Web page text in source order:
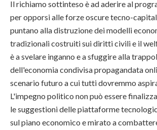
Il richiamo sottinteso è ad aderire al
per opporsi alle forze oscure tecno-
puntano alla distruzione dei modelli
tradizionali costruiti sui diritti civili e il
è a svelare inganno e a sfuggire alla
dell'economia condivisa propagandata
scenario futuro a cui tutti dovremmo
L'impegno politico non può essere
le suggestioni delle piattaforme
sul piano economico e mirato a